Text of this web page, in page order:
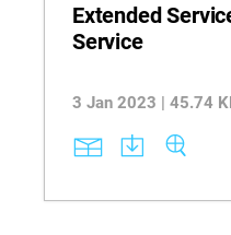
Extended
Service
3 Jan 2023 | 45.74